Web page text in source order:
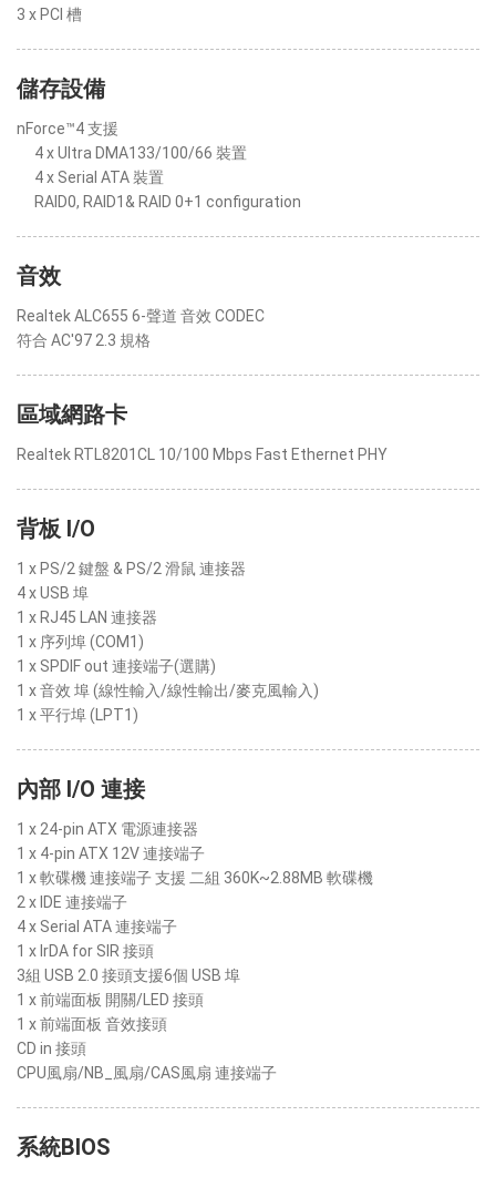
3 x PCI 槽
儲存設備
nForce™4 支援
4 x Ultra DMA133/100/66 裝置
4 x Serial ATA 裝置
RAID0, RAID1& RAID 0+1 configuration
音效
Realtek ALC655 6-聲道 音效 CODEC
符合 AC'97 2.3 規格
區域網路卡
Realtek RTL8201CL 10/100 Mbps Fast Ethernet PHY
背板 I/O
1 x PS/2 鍵盤 & PS/2 滑鼠 連接器
4 x USB 埠
1 x RJ45 LAN 連接器
1 x 序列埠 (COM1)
1 x SPDIF out 連接端子(選購)
1 x 音效 埠 (線性輸入/線性輸出/麥克風輸入)
1 x 平行埠 (LPT1)
內部 I/O 連接
1 x 24-pin ATX 電源連接器
1 x 4-pin ATX 12V 連接端子
1 x 軟碟機 連接端子 支援 二組 360K~2.88MB 軟碟機
2 x IDE 連接端子
4 x Serial ATA 連接端子
1 x IrDA for SIR 接頭
3組 USB 2.0 接頭支援6個 USB 埠
1 x 前端面板 開關/LED 接頭
1 x 前端面板 音效接頭
CD in 接頭
CPU風扇/NB_風扇/CAS風扇 連接端子
系統BIOS